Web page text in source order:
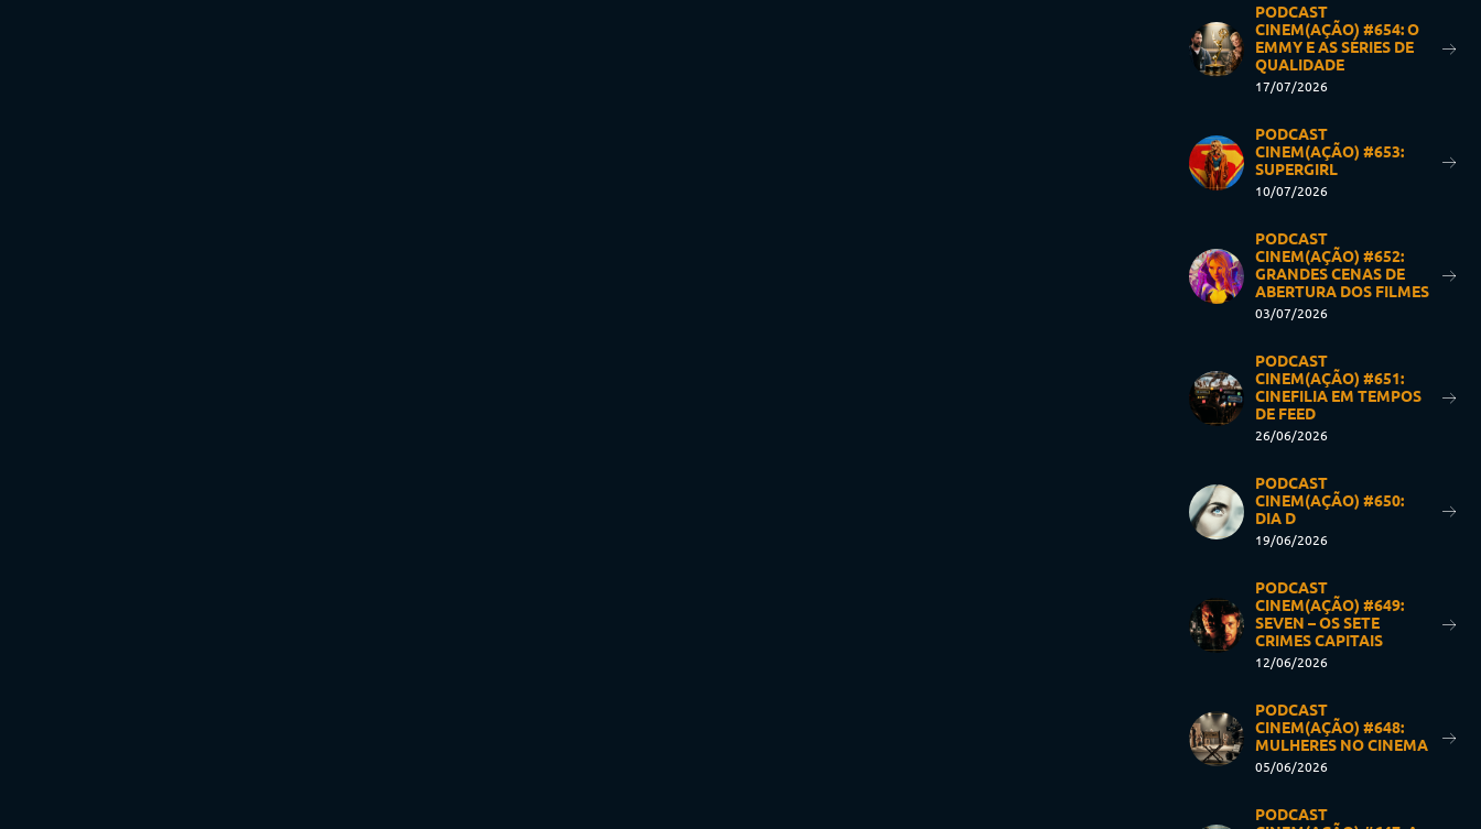
PODCAST
CINEM(AÇÃO) #654: O
EMMY E AS SÉRIES DE
QUALIDADE
17/07/2026
PODCAST
CINEM(AÇÃO) #653:
SUPERGIRL
10/07/2026
PODCAST
CINEM(AÇÃO) #652:
GRANDES CENAS DE
ABERTURA DOS FILMES
03/07/2026
PODCAST
CINEM(AÇÃO) #651:
CINEFILIA EM TEMPOS
DE FEED
26/06/2026
PODCAST
CINEM(AÇÃO) #650:
DIA D
19/06/2026
PODCAST
CINEM(AÇÃO) #649:
SEVEN – OS SETE
CRIMES CAPITAIS
12/06/2026
PODCAST
CINEM(AÇÃO) #648:
MULHERES NO CINEMA
05/06/2026
PODCAST